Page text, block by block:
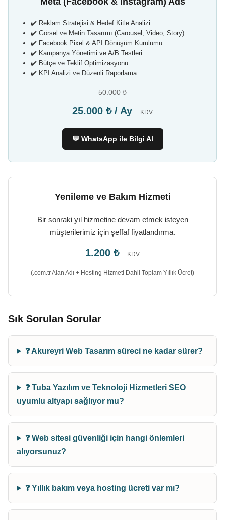
✔️ Reklam Stratejisi & Hedef Kitle Analizi
✔️ Görsel ve Metin Tasarımı (Carousel, Video, Story)
✔️ Facebook Pixel & API Dönüşüm Kurulumu
✔️ Kampanya Yönetimi ve A/B Testleri
✔️ Bütçe ve Teklif Optimizasyonu
✔️ KPI Analizi ve Düzenli Raporlama
50.000 ₺
25.000 ₺ / Ay + KDV
💬 WhatsApp ile Bilgi Al
Yenileme ve Bakım Hizmeti
Bir sonraki yıl hizmetine devam etmek isteyen
müşterilerimiz için şeffaf fiyatlandırma.
1.200 ₺ + KDV
(.com.tr Alan Adı + Hosting Hizmeti Dahil Toplam Yıllık Ücret)
Sık Sorulan Sorular
❓ Akureyri Web Tasarım süreci ne kadar sürer?
❓ Tuba Yazılım ve Teknoloji Hizmetleri SEO
uyumlu altyapı sağlıyor mu?
❓ Web sitesi güvenliği için hangi önlemleri
alıyorsunuz?
❓ Yıllık bakım veya hosting ücreti var mı?